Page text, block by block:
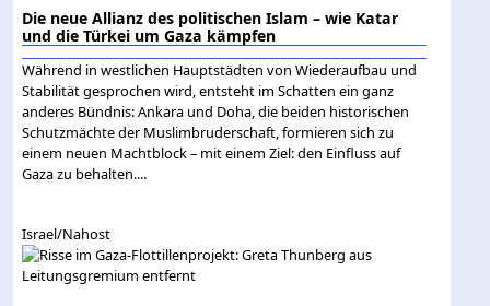
Die neue Allianz des politischen Islam – wie Katar
und die Türkei um Gaza kämpfen
Während in westlichen Hauptstädten von Wiederaufbau und
Stabilität gesprochen wird, entsteht im Schatten ein ganz
anderes Bündnis: Ankara und Doha, die beiden historischen
Schutzmächte der Muslimbruderschaft, formieren sich zu
einem neuen Machtblock – mit einem Ziel: den Einfluss auf
Gaza zu behalten....
Israel/Nahost